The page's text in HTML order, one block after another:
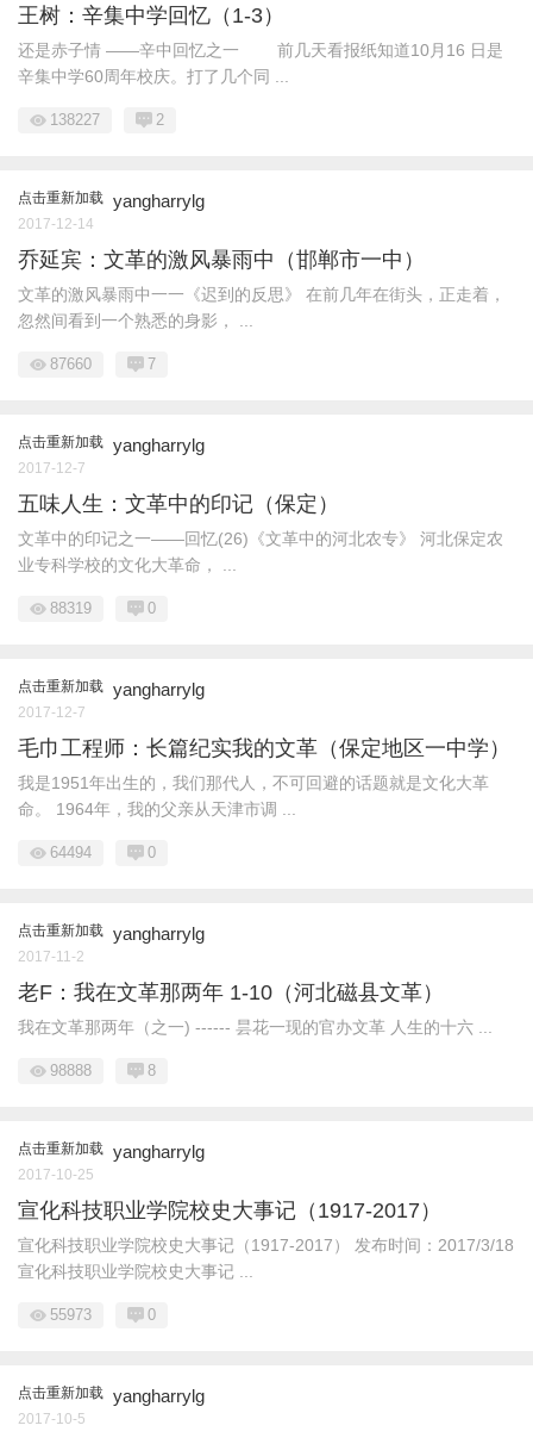
王树：辛集中学回忆（1-3）
还是赤子情 ——辛中回忆之一 前几天看报纸知道10月16 日是
辛集中学60周年校庆。打了几个同 ...
138227 2
点击重新加载 yangharrylg
2017-12-14
乔延宾：文革的激风暴雨中（邯郸市一中）
文革的激风暴雨中一一《迟到的反思》 在前几年在街头，正走着，
忽然间看到一个熟悉的身影， ...
87660 7
点击重新加载 yangharrylg
2017-12-7
五味人生：文革中的印记（保定）
文革中的印记之一——回忆(26)《文革中的河北农专》 河北保定农
业专科学校的文化大革命， ...
88319 0
点击重新加载 yangharrylg
2017-12-7
毛巾工程师：长篇纪实我的文革（保定地区一中学）
我是1951年出生的，我们那代人，不可回避的话题就是文化大革
命。 1964年，我的父亲从天津市调 ...
64494 0
点击重新加载 yangharrylg
2017-11-2
老F：我在文革那两年 1-10（河北磁县文革）
我在文革那两年（之一) ------ 昙花一现的官办文革 人生的十六 ...
98888 8
点击重新加载 yangharrylg
2017-10-25
宣化科技职业学院校史大事记（1917-2017）
宣化科技职业学院校史大事记（1917-2017） 发布时间：2017/3/18
宣化科技职业学院校史大事记 ...
55973 0
点击重新加载 yangharrylg
2017-10-5